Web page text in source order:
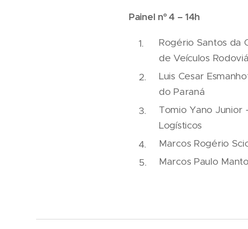
Painel nº 4 – 14h
Rogério Santos da
de Veículos
Luis Cesar
do Paraná
Tomio Yano Junior
Logísticos
Marcos Rogério
Marcos Paulo